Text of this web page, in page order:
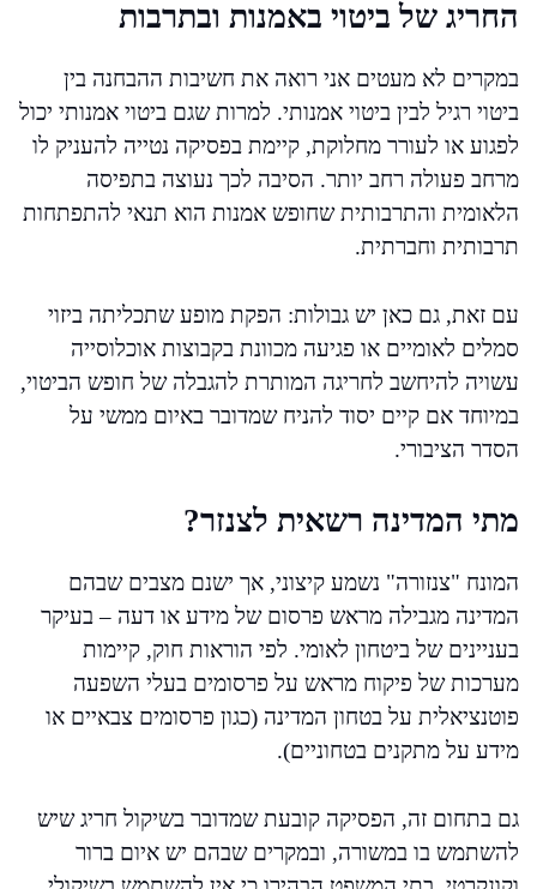
החריג של ביטוי באמנות ובתרבות
במקרים לא מעטים אני רואה את חשיבות ההבחנה בין
ביטוי רגיל לבין ביטוי אמנותי. למרות שגם ביטוי אמנותי יכול
לפגוע או לעורר מחלוקת, קיימת בפסיקה נטייה להעניק לו
מרחב פעולה רחב יותר. הסיבה לכך נעוצה בתפיסה
הלאומית והתרבותית שחופש אמנות הוא תנאי להתפתחות
תרבותית וחברתית.
עם זאת, גם כאן יש גבולות: הפקת מופע שתכליתה ביזוי
סמלים לאומיים או פגיעה מכוונת בקבוצות אוכלוסייה
עשויה להיחשב לחריגה המותרת להגבלה של חופש הביטוי,
במיוחד אם קיים יסוד להניח שמדובר באיום ממשי על
הסדר הציבורי.
מתי המדינה רשאית לצנזר?
המונח "צנזורה" נשמע קיצוני, אך ישנם מצבים שבהם
המדינה מגבילה מראש פרסום של מידע או דעה – בעיקר
בעניינים של ביטחון לאומי. לפי הוראות חוק, קיימות
מערכות של פיקוח מראש על פרסומים בעלי השפעה
פוטנציאלית על בטחון המדינה (כגון פרסומים צבאיים או
מידע על מתקנים בטחוניים).
גם בתחום זה, הפסיקה קובעת שמדובר בשיקול חריג שיש
להשתמש בו במשורה, ובמקרים שבהם יש איום ברור